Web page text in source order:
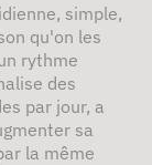
simple,
qu'on les
rythme
des
par jour, a
sa
la même